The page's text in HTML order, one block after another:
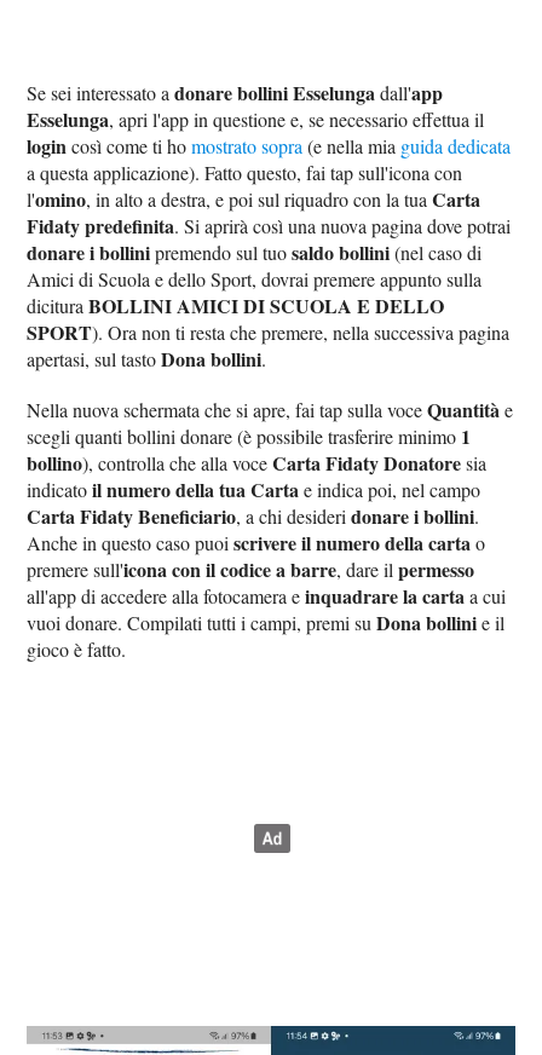
Se sei interessato adonare bollini Esselungadall'app
Esselunga, apri l'app in questione e, se necessario effettua il
logincosì come ti homostrato sopra (e nella mia guida dedicata
a questa applicazione). Fatto questo, fai tap sull'icona con
l'omino, in alto a destra, e poi sul riquadro con la tuaCarta
Fidaty predefinita. Si aprirà così una nuova pagina dove potrai
donare i bollinipremendo sul tuosaldo bollini(nel caso di
Amici di Scuola e dello Sport, dovrai premere appunto sulla
dicituraBOLLINI AMICI DI SCUOLA E DELLO
SPORT). Ora non ti resta che premere, nella successiva pagina
apertasi, sul tastoDona bollini.
Nella nuova schermata che si apre, fai tap sulla voceQuantitàe
scegli quanti bollini donare (è possibile trasferire minimo 1
bollino), controlla che alla voceCarta Fidaty Donatoresia
indicatoil numero della tua Cartae indica poi, nel campo
Carta Fidaty Beneficiario, a chi desideridonare i bollini.
Anche in questo caso puoiscrivere il numero della cartao
premere sull'icona con il codice a barre, dare ilpermesso
all'app di accedere alla fotocamera einquadrare la cartaa cui
vuoi donare. Compilati tutti i campi, premi suDona bollinie il
gioco è fatto.